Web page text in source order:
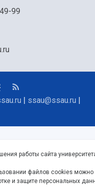
99
ssau@ssau.ru
работы сайта
файлов cookies можно
и защите персональных